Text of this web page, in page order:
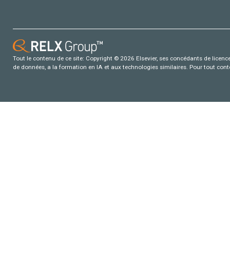
Tout le contenu de ce site: Copyright © 2026 Elsevier, ses concédants de
de données, a la formation en IA et aux technologies similaires. Pour tout